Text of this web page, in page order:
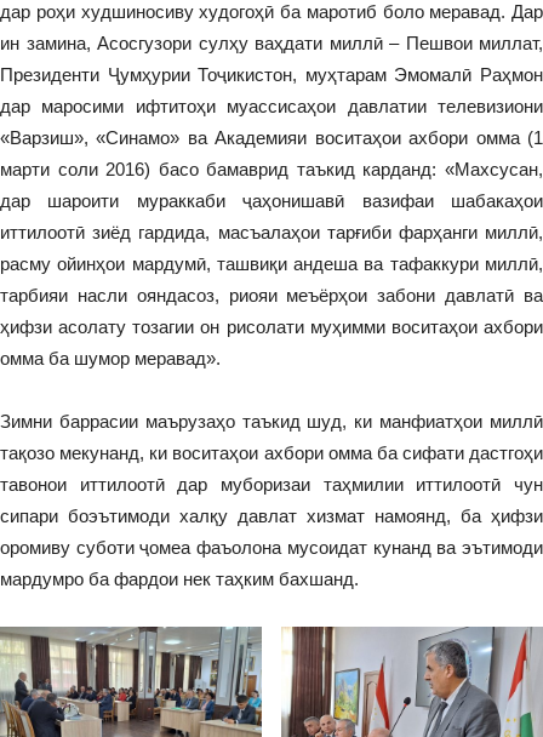
дар роҳи худшиносиву худогоҳӣ ба маротиб боло меравад. Дар
ин замина, Асосгузори сулҳу ваҳдати миллӣ – Пешвои миллат,
Президенти Ҷумҳурии Тоҷикистон, муҳтарам Эмомалӣ Раҳмон
дар маросими ифтитоҳи муассисаҳои давлатии телевизиони
«Варзиш», «Синамо» ва Академияи воситаҳои ахбори омма (1
марти соли 2016) басо бамаврид таъкид карданд: «Махсусан,
дар шароити мураккаби ҷаҳонишавӣ вазифаи шабакаҳои
иттилоотӣ зиёд гардида, масъалаҳои тарғиби фарҳанги миллӣ,
расму ойинҳои мардумӣ, ташвиқи андеша ва тафаккури миллӣ,
тарбияи насли ояндасоз, риояи меъёрҳои забони давлатӣ ва
ҳифзи асолату тозагии он рисолати муҳимми воситаҳои ахбори
омма ба шумор меравад».
Зимни баррасии маърузаҳо таъкид шуд, ки манфиатҳои миллӣ
тақозо мекунанд, ки воситаҳои ахбори омма ба сифати дастгоҳи
тавонои иттилоотӣ дар муборизаи таҳмилии иттилоотӣ чун
сипари боэътимоди халқу давлат хизмат намоянд, ба ҳифзи
оромиву суботи ҷомеа фаъолона мусоидат кунанд ва эътимоди
мардумро ба фардои нек таҳким бахшанд.